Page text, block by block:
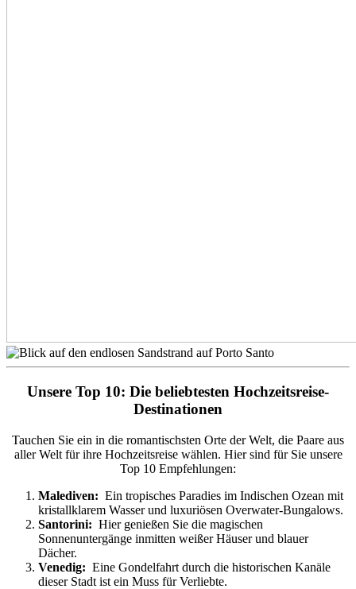
Unsere Top 10: Die beliebtesten Hochzeitsreise-
Destinationen
Tauchen Sie ein in die romantischsten Orte der Welt, die Paare aus
aller Welt für ihre Hochzeitsreise wählen. Hier sind für Sie unsere
Top 10 Empfehlungen:
Malediven: Ein tropisches Paradies im Indischen Ozean mit
kristallklarem Wasser und luxuriösen Overwater-Bungalows.
Santorini: Hier genießen Sie die magischen
Sonnenuntergänge inmitten weißer Häuser und blauer
Dächer.
Venedig: Eine Gondelfahrt durch die historischen Kanäle
dieser Stadt ist ein Muss für Verliebte.